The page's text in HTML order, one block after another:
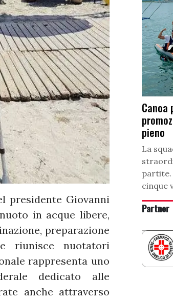
presidente Giovanni
in acque libere,
preparazione
riunisce nuotatori
rappresenta uno
dedicato alle
anche attraverso
Canoa
pieno
La
partite.
cinque
Partner